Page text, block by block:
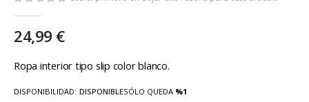
galería
de
imágenes
24,99 €
Ropa interior tipo slip color blanco.
DISPONIBILIDAD: DISPONIBLESÓLO QUEDA %1